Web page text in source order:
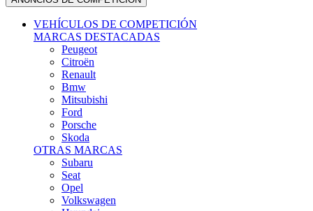
VEHÍCULOS DE COMPETICIÓN
MARCAS DESTACADAS
Peugeot
Citroën
Renault
Bmw
Mitsubishi
Ford
Porsche
Skoda
OTRAS MARCAS
Subaru
Seat
Opel
Volkswagen
Hyundai
Fiat, Alfa Romeo, Lancia, Jeep